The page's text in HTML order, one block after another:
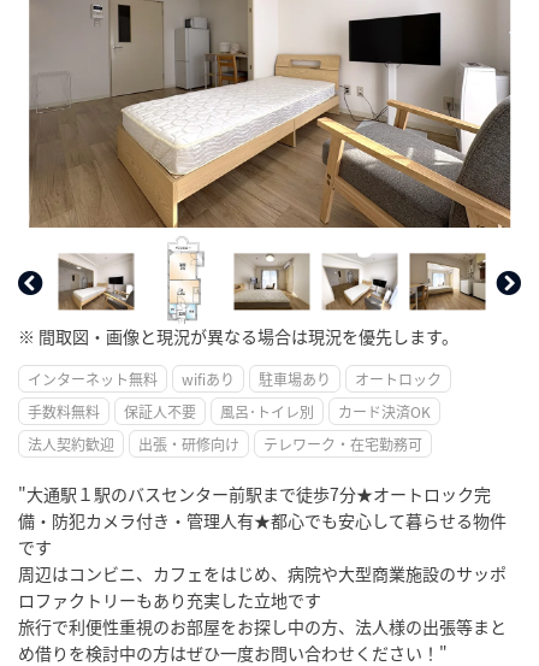
※ 間取図・画像と現況が異なる場合は現況を優先します。
インターネット無料 wifiあり 駐車場あり
オートロック
手数料無料
保証人不要 風呂･トイレ別
カード決済OK
法人契約歓迎
出張・研修向け テレワーク・在宅勤務可
"大通駅１駅のバスセンター前駅まで徒歩7分★オートロック完
備・防犯カメラ付き・管理人有★都心でも安心して暮らせる物件
です
周辺はコンビニ、カフェをはじめ、病院や大型商業施設のサッポ
ロファクトリーもあり充実した立地です
旅行で利便性重視のお部屋をお探し中の方、法人様の出張等まと
め借りを検討中の方はぜひ一度お問い合わせください！"